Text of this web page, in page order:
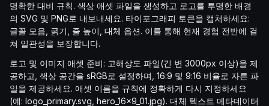
명확한 대비 규칙. 색상 애셋 파일을 생성하고 로고를 투명한 배경
의 SVG 및 PNG로 내보내세요. 타이포그래피 토큰을 캡처하세요:
글꼴 모음, 굵기, 줄 높이, 대체 옵션. 이를 통해 현재 경험 전반에 걸
쳐 일관성을 보장합니다.
로고 및 이미지 애셋 준비: 고해상도 파일(긴 변 3000px 이상)을 제
공하고, 색상 공간을 sRGB로 설정하며, 16:9 및 9:16 비율로 자른 파
일을 제공하세요. 애셋 이름을 규칙에 정확하게 다시 지정하세요
(예: logo_primary.svg, hero_16x9_01.jpg). 대체 텍스트 메타데이터